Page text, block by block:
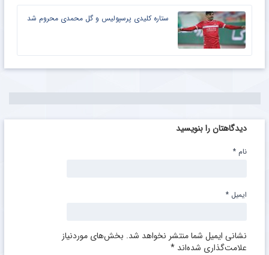
ستاره کلیدی پرسپولیس و گل محمدی محروم شد
دیدگاهتان را بنویسید
نشانی ایمیل شما منتشر نخواهد شد. بخش‌های موردنیاز
علامت‌گذاری شده‌اند *
نام *
ایمیل *